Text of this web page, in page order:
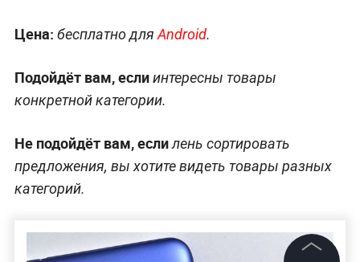
Цена: бесплатно для Android.
Подойдёт вам, еслиинтересны товары
конкретной категории.
Не подойдёт вам, еслилень сортировать
предложения, вы хотите видеть товары разных
категорий.